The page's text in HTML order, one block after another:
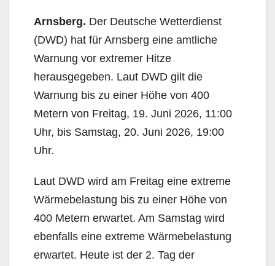
Arnsberg. Der Deutsche Wetterdienst
(DWD) hat für Arnsberg eine amtliche
Warnung vor extremer Hitze
herausgegeben. Laut DWD gilt die
Warnung bis zu einer Höhe von 400
Metern von Freitag, 19. Juni 2026, 11:00
Uhr, bis Samstag, 20. Juni 2026, 19:00
Uhr.
Laut DWD wird am Freitag eine extreme
Wärmebelastung bis zu einer Höhe von
400 Metern erwartet. Am Samstag wird
ebenfalls eine extreme Wärmebelastung
erwartet. Heute ist der 2. Tag der